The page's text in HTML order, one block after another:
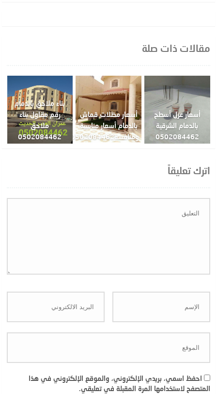
مقالات ذات صلة
أسعار عزل أسطح
بالدمام الشرقية
0502084462
أسعار مظلات قماش
بالدمام أسعار مناسبة
ومنافسة0502084462
بناء ملاحق بالدمام
رقم مقاول بناء
ملاحق
0502084462
اترك تعليقاً
احفظ اسمي، بريدي الإلكتروني، والموقع الإلكتروني في هذا
المتصفح لاستخدامها المرة المقبلة في تعليقي.